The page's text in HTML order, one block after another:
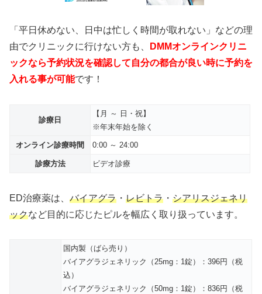
「平日休めない、日中は忙しく時間が取れない」などの理
由でクリニックに行けない方も、
DMMオンラインクリニ
ックなら予約状況を確認して自分の都合が良い時に予約を
入れる事が可能です！
診療日
【月 ～ 日・祝】
※年末年始を除く
オンライン診療時間 0:00 ～ 24:00
診療方法 ビデオ診療
ED治療薬は、 バイアグラ ・ レビトラ ・ シアリスジェネリ
ックなど目的に応じたピルを幅広く取り扱っています。
国内製（ばら売り）
バイアグラジェネリック（25mg：1錠）：396円（税
込）
バイアグラジェネリック（50mg：1錠）：836円（税